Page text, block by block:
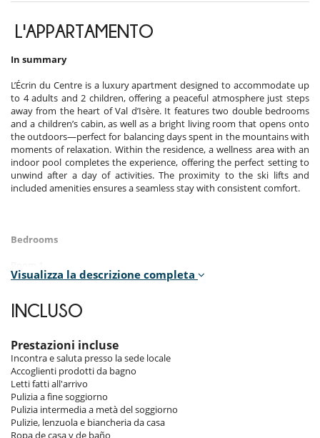
L'APPARTAMENTO
In summary
L’Écrin du Centre is a luxury apartment designed to accommodate up
to 4 adults and 2 children, offering a peaceful atmosphere just steps
away from the heart of Val d’Isère. It features two double bedrooms
and a children’s cabin, as well as a bright living room that opens onto
the outdoors—perfect for balancing days spent in the mountains with
moments of relaxation. Within the residence, a wellness area with an
indoor pool completes the experience, offering the perfect setting to
unwind after a day of activities. The proximity to the ski lifts and
included amenities ensures a seamless stay with consistent comfort.
Bedrooms
Room. This bedroom has 1 double bed 190 cm. , with shower, 1
Room 2
washbasin. This bedroom includes also private terrace, WC.
Room 3
Room. This bedroom has 1 bunk beds 90 cm.
Indoors
Visualizza la descrizione completa
INCLUSO
Prestazioni incluse
Incontra e saluta presso la sede locale
Accoglienti prodotti da bagno
Letti fatti all'arrivo
Pulizia a fine soggiorno
Pulizia intermedia a metà del soggiorno
Pulizie, lenzuola e biancheria da casa
Ropa de casa y de baño